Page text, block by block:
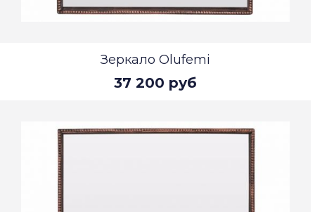
Зеркало Olufemi
37 200 руб